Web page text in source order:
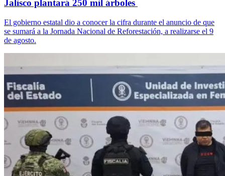
Jalisco plantará 250 mil árboles
El gobierno estatal dio a conocer la cifra durante el anuncio de que
se sumará a la Jornada Nacional de Reforestación, a realizarse el 9
de agosto.